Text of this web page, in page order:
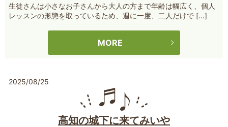
生徒さんは小さなお子さんから大人の方まで年齢は幅広く、個人
レッスンの形態を取っているため、週に一度、二人だけで […]
MORE
2025/08/25
高知の城下に来てみいや